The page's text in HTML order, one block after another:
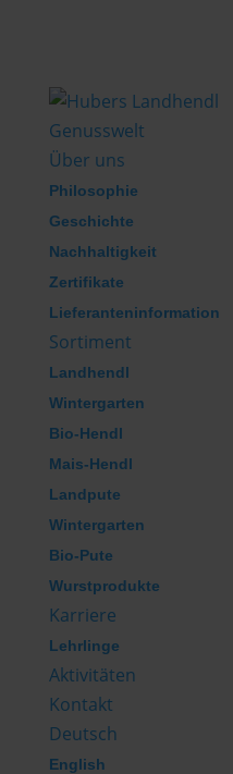
Genusswelt
Über uns
Philosophie
Geschichte
Nachhaltigkeit
Zertifikate
Lieferanteninformation
Sortiment
Landhendl
Wintergarten
Bio-Hendl
Mais-Hendl
Landpute
Wintergarten
Bio-Pute
Wurstprodukte
Karriere
Lehrlinge
Aktivitäten
Kontakt
Deutsch
English